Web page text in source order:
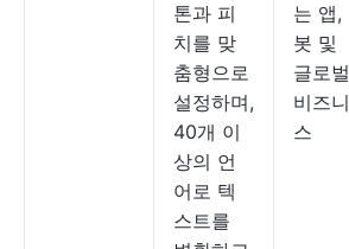
톤과 피
치를 맞
춤형으로
설정하며,
40개 이
상의 언
어로 텍
스트를
는 앱,
봇 및
글로벌
비즈니
스